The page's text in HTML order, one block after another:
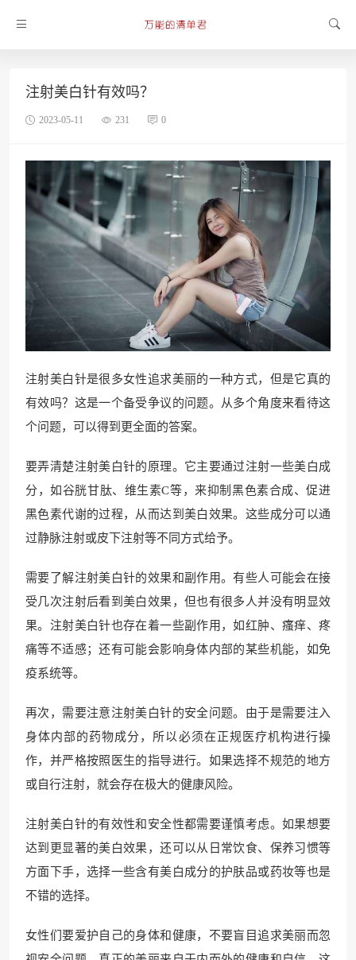
注射美白针有效吗？
2023-05-11 231 0
注射美白针是很多女性追求美丽的一种方式，但是它真的
有效吗？这是一个备受争议的问题。从多个角度来看待这
个问题，可以得到更全面的答案。
要弄清楚注射美白针的原理。它主要通过注射一些美白成
分，如谷胱甘肽、维生素C等，来抑制黑色素合成、促进
黑色素代谢的过程，从而达到美白效果。这些成分可以通
过静脉注射或皮下注射等不同方式给予。
需要了解注射美白针的效果和副作用。有些人可能会在接
受几次注射后看到美白效果，但也有很多人并没有明显效
果。注射美白针也存在着一些副作用，如红肿、瘙痒、疼
痛等不适感；还有可能会影响身体内部的某些机能，如免
疫系统等。
再次，需要注意注射美白针的安全问题。由于是需要注入
身体内部的药物成分，所以必须在正规医疗机构进行操
作，并严格按照医生的指导进行。如果选择不规范的地方
或自行注射，就会存在极大的健康风险。
注射美白针的有效性和安全性都需要谨慎考虑。如果想要
达到更显著的美白效果，还可以从日常饮食、保养习惯等
方面下手，选择一些含有美白成分的护肤品或药妆等也是
不错的选择。
女性们要爱护自己的身体和健康，不要盲目追求美丽而忽